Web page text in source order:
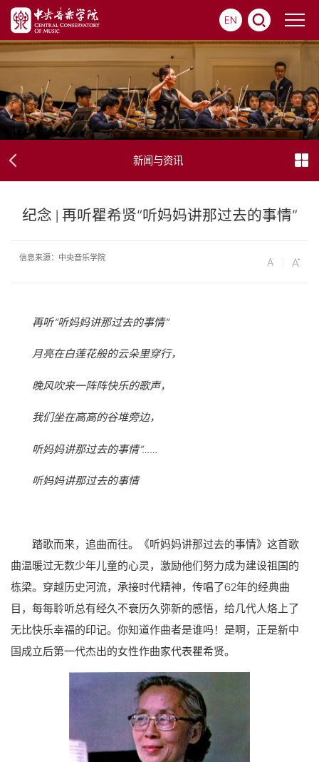
EN
新闻与资讯
纪念 | 再听瞿希贤“听妈妈讲那过去的事情”
信息来源：中央音乐学院
再听“听妈妈讲那过去的事情”
月亮在白莲花般的云朵里穿行，
晚风吹来一阵阵快乐的歌声，
我们坐在高高的谷堆旁边，
听妈妈讲那过去的事情”……
听妈妈讲那过去的事情
踏歌而来，追曲而往。《听妈妈讲那过去的事情》这首歌
曲温暖过无数少年儿童的心灵，激励他们努力成为建设祖国的
栋梁。穿越历史河流，承接时代精神，传唱了62年的经典曲
目，每每聆听总有经久不衰历久弥新的感悟，给几代人烙上了
无比快乐幸福的印记。你知道作曲者是谁吗！是啊，正是新中
国成立后第一代杰出的女性作曲家代表瞿希贤。